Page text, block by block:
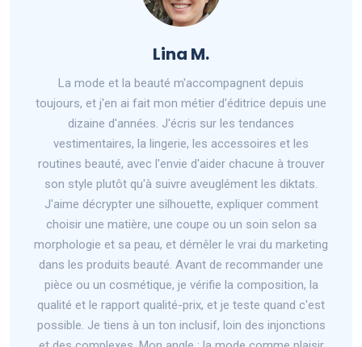
Lina M.
La mode et la beauté m'accompagnent depuis
toujours, et j'en ai fait mon métier d'éditrice depuis une
dizaine d'années. J'écris sur les tendances
vestimentaires, la lingerie, les accessoires et les
routines beauté, avec l'envie d'aider chacune à trouver
son style plutôt qu'à suivre aveuglément les diktats.
J'aime décrypter une silhouette, expliquer comment
choisir une matière, une coupe ou un soin selon sa
morphologie et sa peau, et démêler le vrai du marketing
dans les produits beauté. Avant de recommander une
pièce ou un cosmétique, je vérifie la composition, la
qualité et le rapport qualité-prix, et je teste quand c'est
possible. Je tiens à un ton inclusif, loin des injonctions